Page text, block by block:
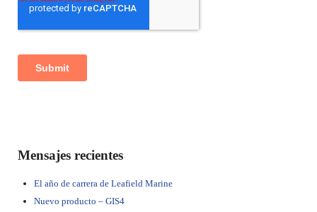
Sidebar
Mensajes recientes
El año de carrera de Leafield Marine
Nuevo producto – GIS4